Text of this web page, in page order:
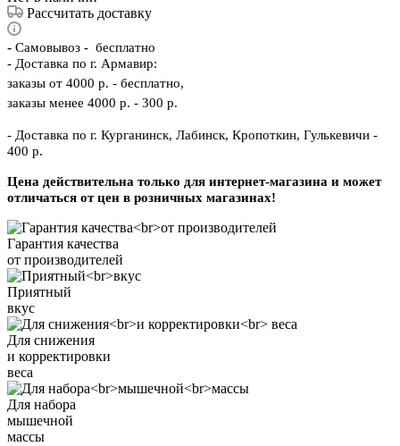
Рассчитать доставку
- Самовывоз - бесплатно
- Доставка по г. Армавир:
заказы от 4000 р. - бесплатно,
заказы менее 4000 р. - 300 р.
- Доставка по г. Курганинск, Лабинск, Кропоткин, Гулькевичи -
400 р.
Цена действительна только для интернет-магазина и может
отличаться от цен в розничных магазинах!
Гарантия качества
от производителей
Приятный
вкус
Для снижения
и корректировки
веса
Для набора
мышечной
массы